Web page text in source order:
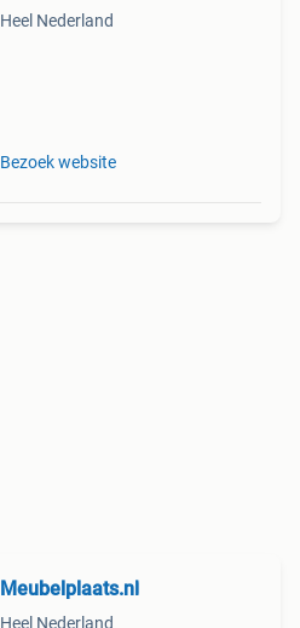
Heel Nederland
Bezoek website
Meubelplaats.nl
Heel Nederland